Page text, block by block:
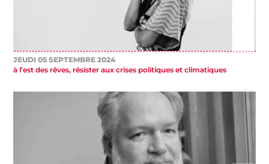
JEUDI 05 SEPTEMBRE 2024
à l’est des rêves, résister aux crises politiques et climatiques